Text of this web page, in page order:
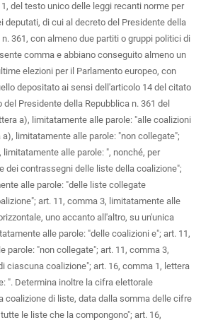
del testo unico delle leggi recanti norme per
deputati, di cui al decreto del Presidente della
361, con almeno due partiti o gruppi politici di
comma e abbiano conseguito almeno un
elezioni per il Parlamento europeo, con
depositato ai sensi dell'articolo 14 del citato
Presidente della Repubblica n. 361 del
a), limitatamente alle parole: "alle coalizioni
limitatamente alle parole: "non collegate";
alle parole: ", nonché, per
dei contrassegni delle liste della coalizione";
alle parole: "delle liste collegate
art. 11, comma 3, limitatamente alle
uno accanto all'altro, su un'unica
alle parole: "delle coalizioni e"; art. 11,
parole: "non collegate"; art. 11, comma 3,
ciascuna coalizione"; art. 16, comma 1, lettera
". Determina inoltre la cifra elettorale
coalizione di liste, data dalla somma delle cifre
le liste che la compongono"; art. 16,